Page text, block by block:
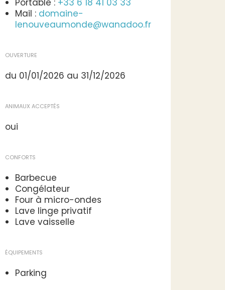
Portable : +33 6 18 41 03 33
Mail : domaine-
lenouveaumonde@wanadoo.fr
OUVERTURE
du 01/01/2026 au 31/12/2026
ANIMAUX ACCEPTÉS
oui
CONFORTS
Barbecue
Congélateur
Four à micro-ondes
Lave linge privatif
Lave vaisselle
ÉQUIPEMENTS
Parking